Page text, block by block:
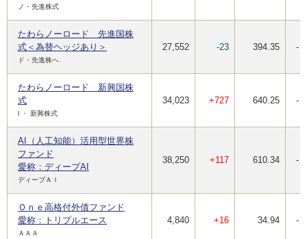
ノ・先進株式
たわらノーロード 先進国株
式＜為替ヘッジあり＞
ド・先進株へ
27,552 -23 394.35 -
たわらノーロード 新興国株
式
l ・ 新興株式
34,023 +727 640.25 -
AI（人工知能）活用型世界株
ファンド
愛称：ディープAI
ディープＡＩ
38,250 +117 610.34 -
Ｏｎｅ高格付外債ファンド
愛称：トリプルエース
ＡＡＡ
4,840 +16 34.94 -